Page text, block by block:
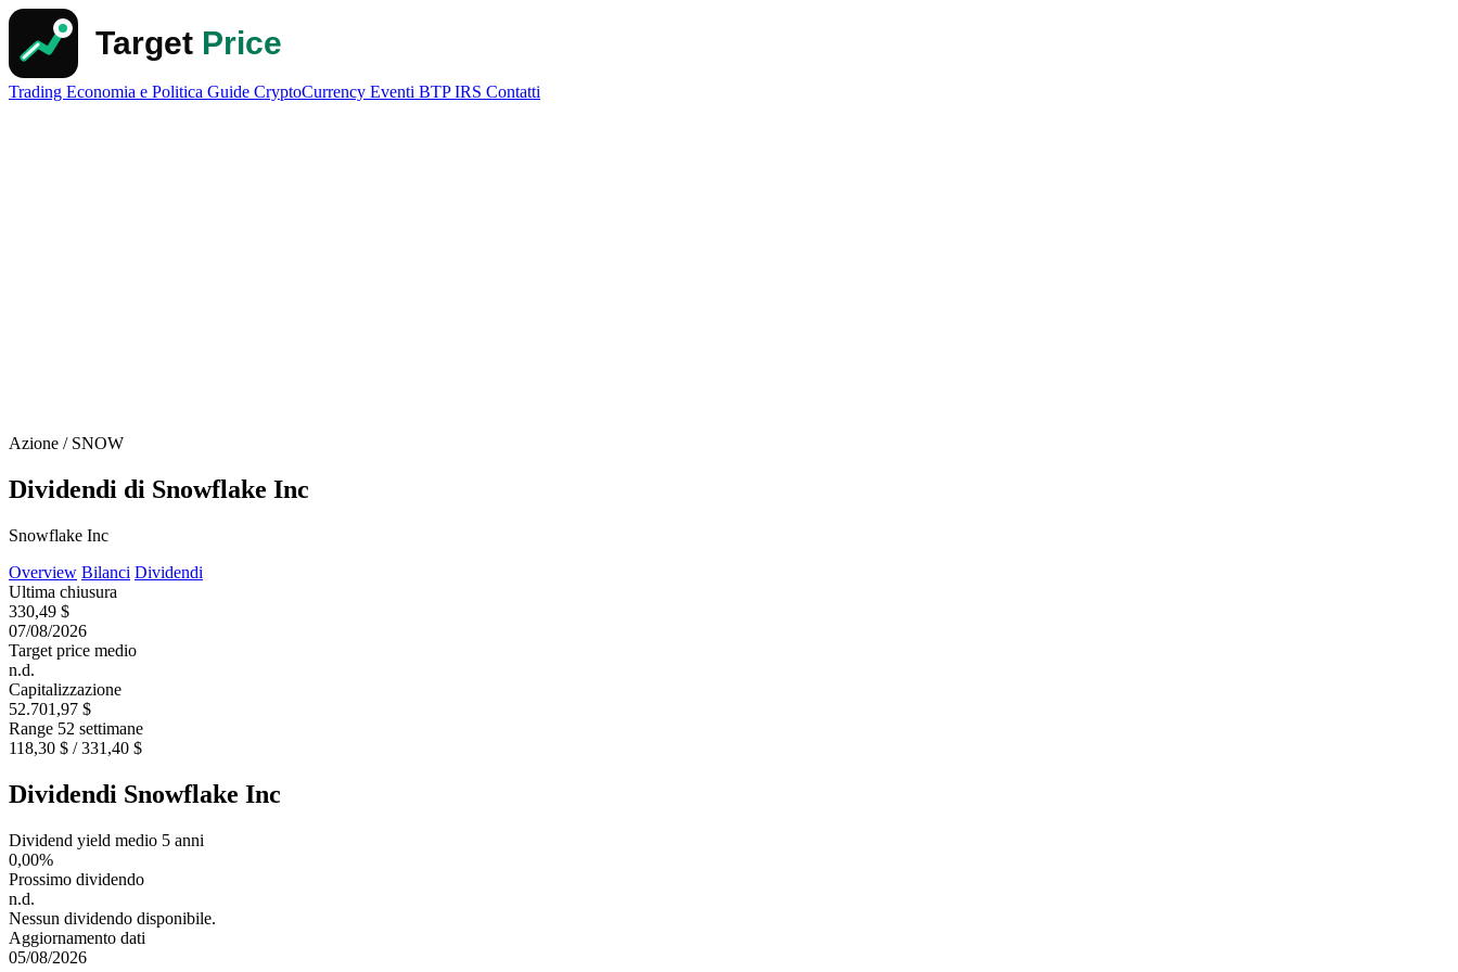
Trading Economia e Politica Guide CryptoCurrency Eventi BTPIRS Contatti
Azione / SNOW
Dividendi di Snowflake Inc
Snowflake Inc
Overview Bilanci Dividendi
Ultima chiusura
330,49 $
07/08/2026
Target price medio
n.d.
Capitalizzazione
52.701,97 $
Range 52 settimane
118,30 $ / 331,40 $
Dividendi Snowflake Inc
Dividend yield medio 5 anni
0,00%
Prossimo dividendo
n.d.
Nessun dividendo disponibile.
Aggiornamento dati
05/08/2026